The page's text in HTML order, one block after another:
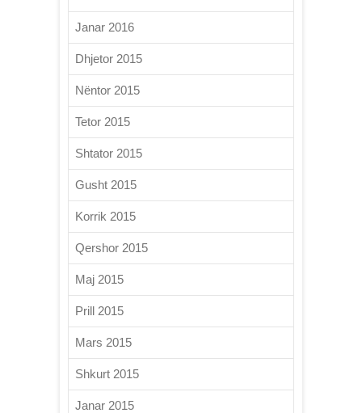
Janar 2016
Dhjetor 2015
Nëntor 2015
Tetor 2015
Shtator 2015
Gusht 2015
Korrik 2015
Qershor 2015
Maj 2015
Prill 2015
Mars 2015
Shkurt 2015
Janar 2015